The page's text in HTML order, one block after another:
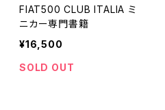
FIAT500 CLUB ITALIA ミ
ニカー専門書籍
¥16,500
SOLD OUT